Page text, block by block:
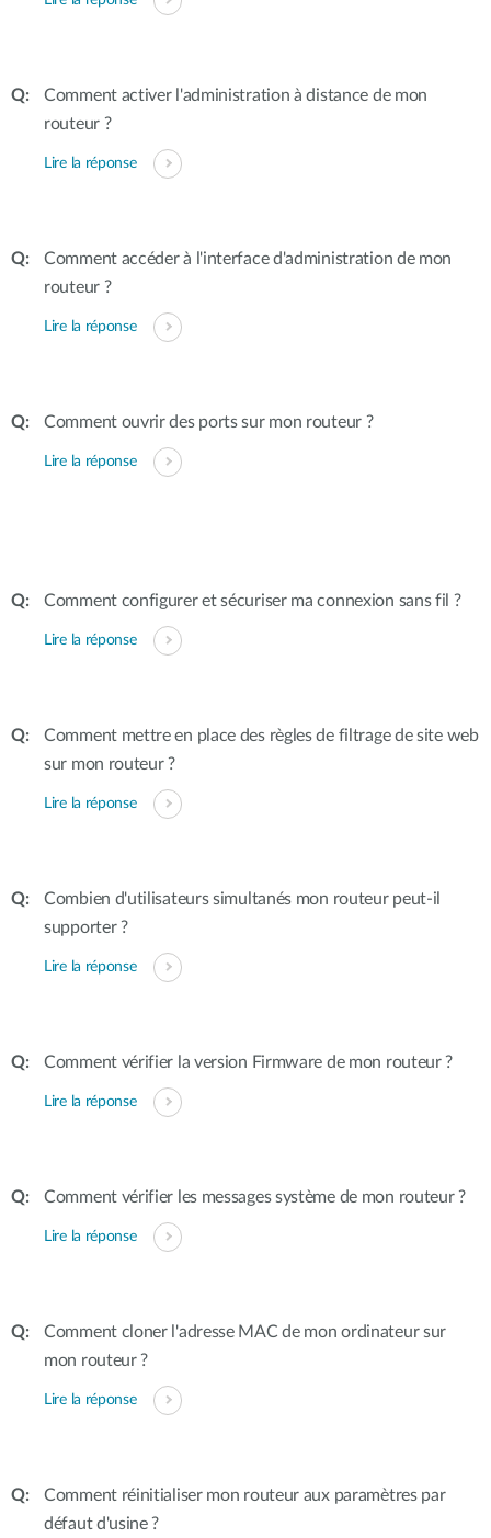
Comment activer l'administration à distance de mon
routeur ?
Lire la réponse
Comment accéder à l'interface d'administration de mon
routeur ?
Lire la réponse
Comment ouvrir des ports sur mon routeur ?
Lire la réponse
Comment configurer et sécuriser ma connexion sans fil ?
Lire la réponse
Comment mettre en place des règles de filtrage de site web
sur mon routeur ?
Lire la réponse
Combien d'utilisateurs simultanés mon routeur peut-il
supporter ?
Lire la réponse
Comment vérifier la version Firmware de mon routeur ?
Lire la réponse
Comment vérifier les messages système de mon routeur ?
Lire la réponse
Comment cloner l'adresse MAC de mon ordinateur sur
mon routeur ?
Lire la réponse
Comment réinitialiser mon routeur aux paramètres par
défaut d'usine ?